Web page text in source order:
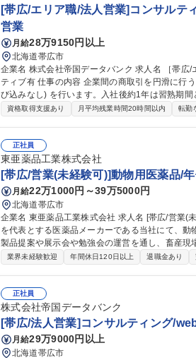
[帯広/エリア職/法人営業]コンサルテ
営業
月給28万9150円以上
北海道帯広市
企業名 株式会社帝国データバンク 求人名 ［帯広/エリア職/法人営業］コンサルティング/web面接/賞与＋インセン
ティブ有 仕事の内容 企業間の商取引を円滑に行うための信用調査と会員顧客へのコンサル営業＋会員獲得営業(飛
び込みなし) を行います。入社後約1年は習熟期
る環境です。 ■信用調査(約80項目)：事業内容やビジネスモデル、財務状況の聞き取り ■コンサル営業：業界動
らの提案による企業の改善を間近に感じられます
す。 募集職種 ［帯広/エリア職/法人営業］コ
資格取得支援あり 月平均残業時間20時間以内 転勤
正社員
東亜薬品工業株式会社
[帯広/営業(未経験可)]動物用医薬品/
月給22万1000円～39万5000円
北海道帯広市
企業名 東亜薬品工業株式会社 求人名 [帯広/営業(未経験可)]動物用医薬品/年休124日◎ 仕事の内容 「ビオスリー」
を代表とする医薬品メーカーである当社にて、
製品提案や展示会や勉強会の運営を通し、畜産現場の生産
の訪問・提案活動■販売代理店との同行訪問/関
主力製品の「ビオスリー」シリーズは"予防"の
師や生産者様からも好評で、自信を持って提案できる製品を扱えます 募集職種 [
品/年休124日◎
業界未経験歓迎 年間休日120日以上 退職金あり
正社員
株式会社帝国データバンク
[帯広/法人営業]コンサルティング/
月給29万9000円以上
北海道帯広市